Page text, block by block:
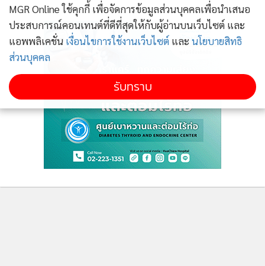
• วินิจฉัยผู้ติดเชื้อ RSV ได้วิธีไหนบ้าง
1. การตรวจทางไวรัสวิทยาได้แก่
-วิธี rapid antigen detection ตรวจโดยการป้ายจมูก
MGR Online ใช้คุกกี้ เพื่อจัดการข้อมูลส่วนบุคคลเพื่อนำเสนอ
ประสบการณ์คอนเทนต์ที่ดีที่สุดให้กับผู้อ่านบนเว็บไซต์ และ
แอพพลิเคชั่น เงื่อนไขการใช้งานเว็บไซต์ และ นโยบายสิทธิ
ส่วนบุคคล
รับทราบ